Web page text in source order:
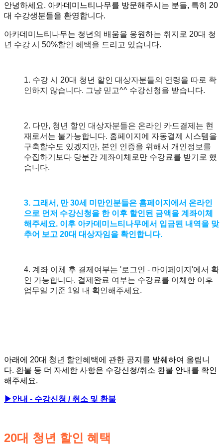
안녕하세요. 아카데미느티나무를 방문해주시는 분들, 특히 20
대 수강생분들을 환영합니다.
아카데미느티나무는 청년의 배움을 응원하는 취지로 20대 청
년 수강 시 50%할인 혜택을 드리고 있습니다.
1. 수강 시 20대 청년 할인 대상자분들의 연령을 따로 확
인하지 않습니다. 그냥 믿고^^ 수강신청을 받습니다.
2. 다만, 청년 할인 대상자분들은 온라인 카드결제는 현
재로서는 불가능합니다. 홈페이지에 자동결제 시스템을
구축할수도 있겠지만, 본인 인증을 위해서 개인정보를
수집하기보다 당분간 계좌이체로만 수강료를 받기로 했
습니다.
3. 그래서, 만 30세 미만인분들은 홈페이지에서 온라인
으로 먼저 수강신청을 한 이후 할인된 금액을 계좌이체
해주세요. 이후 아카데미느티나무에서 입금된 내역을 맞
추어 보고 20대 대상자임을 확인합니다.
4. 계좌 이체 후 결제여부는 '로그인 - 마이페이지'에서 확
인 가능합니다. 결제완료 여부는 수강료를 이체한 이후
업무일 기준 1일 내 확인해주세요.
아래에 20대 청년 할인혜택에 관한 공지를 발췌하여 올립니
다. 환불 등 더 자세한 사항은 수강신청/취소 환불 안내를 확인
해주세요.
▶안내 - 수강신청 / 취소 및 환불
20대 청년 할인 혜택